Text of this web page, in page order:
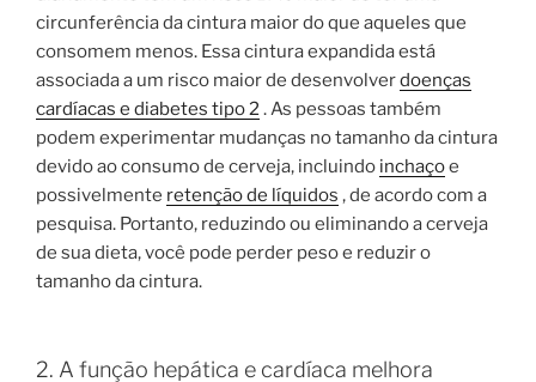
circunferência da cintura maior do que aqueles que
consomem menos. Essa cintura expandida está
associada a um risco maior de desenvolverdoenças
cardíacas e diabetes tipo 2. As pessoas também
podem experimentar mudanças no tamanho da cintura
devido ao consumo de cerveja, incluindo inchaçoe
possivelmente retenção de líquidos , de acordo com a
pesquisa. Portanto, reduzindo ou eliminando a cerveja
de sua dieta, você pode perder peso e reduzir o
tamanho da cintura.
2. A função hepática e cardíaca melhora